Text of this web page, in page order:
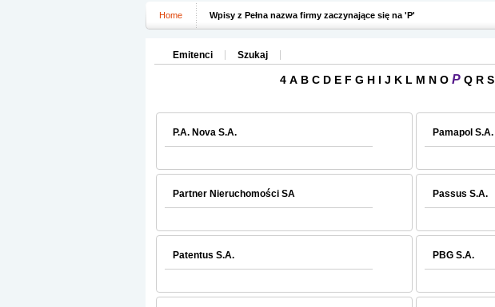
Home Wpisy z Pełna nazwa firmy zaczynające się na 'P'
Emitenci Szukaj
4 A B C D E F G H I J K L M N O P Q R S
P.A. Nova S.A. Pamapol S.A.
Partner Nieruchomości SA Passus S.A.
Patentus S.A. PBG S.A.